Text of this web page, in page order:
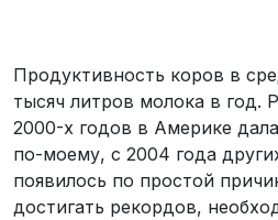
Продуктивность коров в
тысяч литров молока в год.
2000-х годов в Америке
по-моему, с 2004 года
появилось по простой
достигать рекордов,